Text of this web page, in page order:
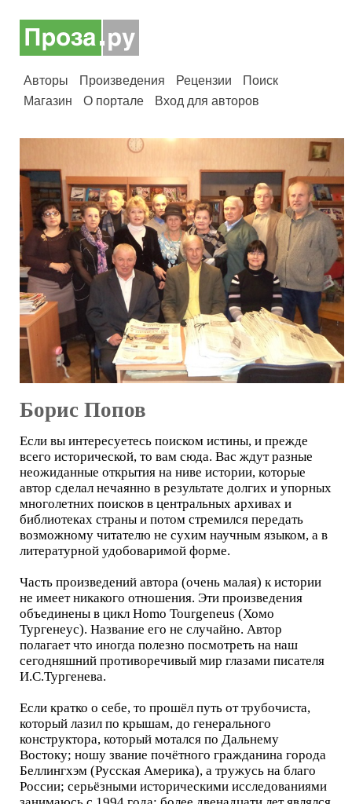
Авторы Произведения Рецензии
Поиск
Магазин
О портале Вход для авторов
Борис Попов
Если вы интересуетесь поиском истины, и прежде
всего исторической, то вам сюда. Вас ждут разные
неожиданные открытия на ниве истории, которые
автор сделал нечаянно в результате долгих и упорных
многолетних поисков в центральных архивах и
библиотеках страны и потом стремился передать
возможному читателю не сухим научным языком, а в
литературной удобоваримой форме.
Часть произведений автора (очень малая) к истории
не имеет никакого отношения. Эти произведения
объединены в цикл Homo Tourgeneus (Хомо
Тургенеус). Название его не случайно. Автор
полагает что иногда полезно посмотреть на наш
сегодняшний противоречивый мир глазами писателя
И.С.Тургенева.
Если кратко о себе, то прошёл путь от трубочиста,
который лазил по крышам, до генерального
конструктора, который мотался по Дальнему
Востоку; ношу звание почётного гражданина города
Беллингхэм (Русская Америка), а тружусь на благо
России; серьёзными историческими исследованиями